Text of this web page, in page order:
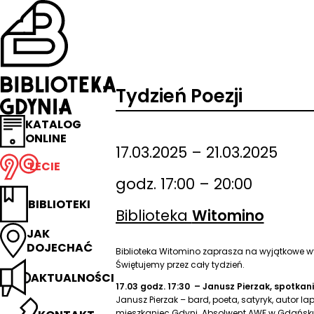
Przejdź
na
stronę
główną
Biblioteka
Gdynia
KATALOG
ONLINE
LECIE
BIBLIOTEKI
JAK
DOJECHAĆ
AKTUALNOŚCI
Tydzień Poezji
17.03.2025 – 21.03.2025
godz. 17:00 – 20:00
Biblioteka Witomino
Biblioteka Witomino zaprasza na wyjątkowe
Świętujemy przez cały tydzień.
17.03 godz. 17:30 – Janusz Pierzak,
Janusz Pierzak – bard, poeta, satyryk, autor